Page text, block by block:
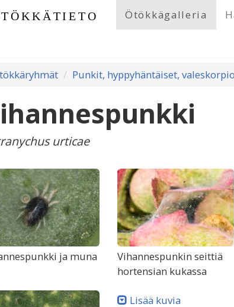
Ötökkägalleria
Punkit, hyppyhäntäiset,
urticae
ja muna
Vihannespunkin seittiä
hortensian kukassa
Lisää kuvia